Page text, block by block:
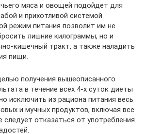
мяса и овощей подойдет для
и прихотливой системой
режим питания позволит им не
лишние килограммы, но и
кишечный тракт, а также наладить
пищи.
получения вышеописанного
в течение всех 4-х суток диеты
исключить из рациона питания весь
и мучных продуктов, включая все
следует отказаться от употребления